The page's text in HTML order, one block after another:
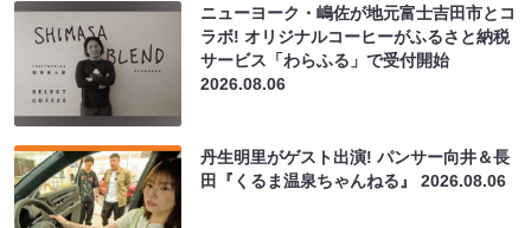
ニューヨーク・嶋佐が地元富士吉田市とコ
ラボ! オリジナルコーヒーがふるさと納税
サービス「わらふる」で受付開始
2026.08.06
丹生明里がゲスト出演! パンサー向井＆長
田『くるま温泉ちゃんねる』2026.08.06